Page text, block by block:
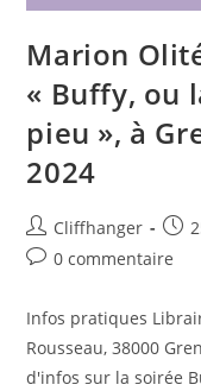
Marion
« Buffy, ou
pieu », à
2024
Auteur/autrice
de
Cliffhanger
Post
Post0 commentaire
Infos pratiques
Rousseau, 38000
d'infos sur la soirée